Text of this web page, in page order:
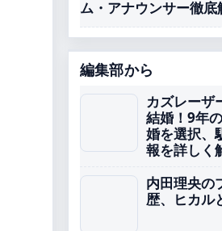
ム・アナウンサー徹底
編集部から
カズレーザ
結婚！9年
婚を選択、
報を詳しく
内田理央の
歴、ヒカル